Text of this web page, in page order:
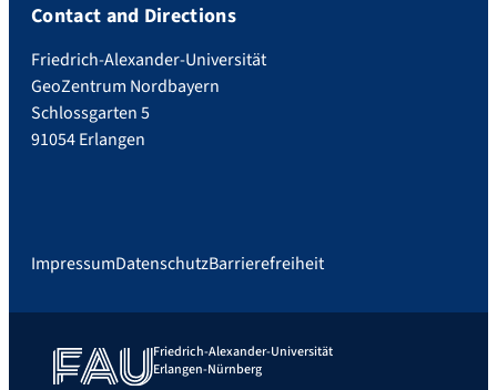
Contact and Directions
Friedrich-Alexander-Universität
GeoZentrum Nordbayern
Schlossgarten 5
91054 Erlangen
ImpressumDatenschutzBarrierefreiheit
Friedrich-Alexander-Universität
Erlangen-Nürnberg